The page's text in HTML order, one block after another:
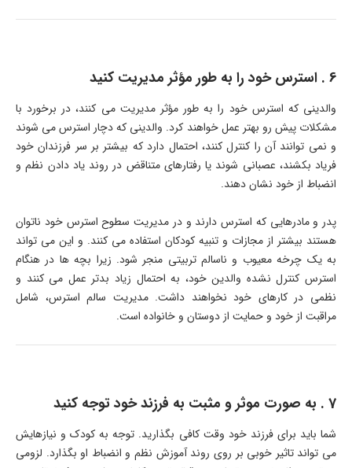
6 . استرس خود را به طور مؤثر مدیریت کنید
والدینی که استرس خود را به طور مؤثر مدیریت می کنند، در برخورد با
مشکلات پیش رو بهتر عمل خواهند کرد. والدینی که دچار استرس می شوند
و نمی توانند آن را کنترل کنند، احتمال دارد که بیشتر بر سر فرزندان خود
فریاد بکشند، عصبانی شوند یا رفتارهای متناقض در روند یاد دادن نظم و
انضباط از خود نشان دهند.
پدر و مادرهایی که استرس دارند و در مدیریت سطوح استرس خود ناتوان
هستند بیشتر از مجازات و تنبیه کودکان استفاده می کنند. و این می تواند
به یک چرخه معیوب و ناسالم تربیتی منجر شود. زیرا بچه ها در هنگام
استرس کنترل نشده والدین خود، به احتمال زیاد بدتر عمل می کنند و
نظمی در کارهای خود نخواهند داشت. مدیریت سالم استرس، شامل
مراقبت از خود و حمایت از دوستان و خانواده است.
7 . به صورت موثر و مثبت به فرزند خود توجه کنید
شما باید برای فرزند خود وقت کافی بگذارید. توجه به کودک و نیازهایش
می تواند تاثیر خوبی بر روی روند آموزش نظم و انضباط او بگذارد. لزومی